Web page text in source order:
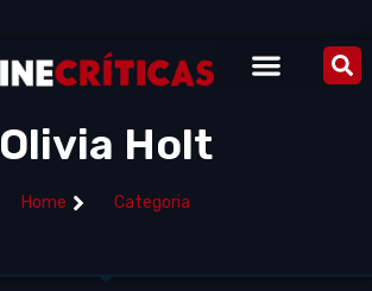
Olivia Holt
Home Categoria